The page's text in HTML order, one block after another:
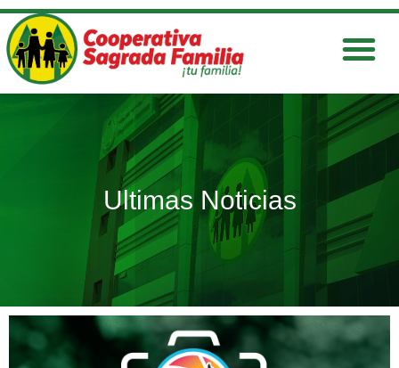
Ir
al
contenido
Ultimas Noticias